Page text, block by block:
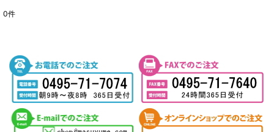
並び順:
絞り込む
0件